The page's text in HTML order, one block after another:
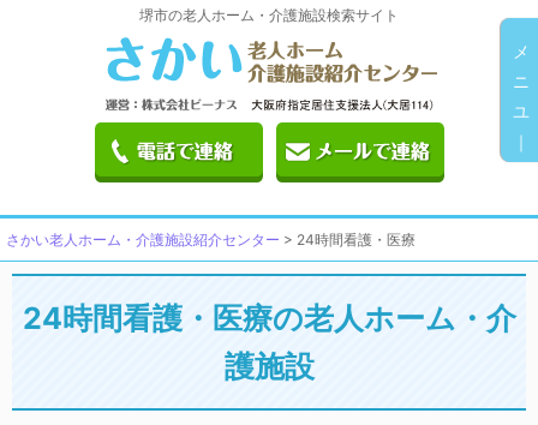
堺市の老人ホーム・介護施設検索サイト
さかい老人ホーム・介護施設紹介センター > 24時間看護・医療
24時間看護・医療の老人ホーム・介
護施設
メ
ニ
ユ
｜